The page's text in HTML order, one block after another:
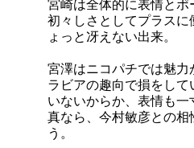
宮崎は全体的に表情と
初々しさとしてプラスに
ょっと冴えない出来。
宮澤はニコパチでは魅
ラビアの趣向で損をし
いないからか、表情も
真なら、今村敏彦との相
う。